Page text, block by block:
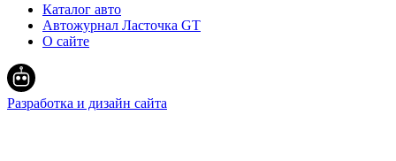
Каталог авто
Автожурнал Ласточка GT
О сайте
Разработка и дизайн сайта